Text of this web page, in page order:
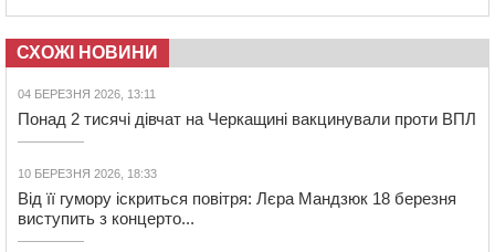
СХОЖІ НОВИНИ
04 БЕРЕЗНЯ 2026, 13:11
Понад 2 тисячі дівчат на Черкащині вакцинували проти ВПЛ
10 БЕРЕЗНЯ 2026, 18:33
Від її гумору іскриться повітря: Лєра Мандзюк 18 березня
виступить з концерто...